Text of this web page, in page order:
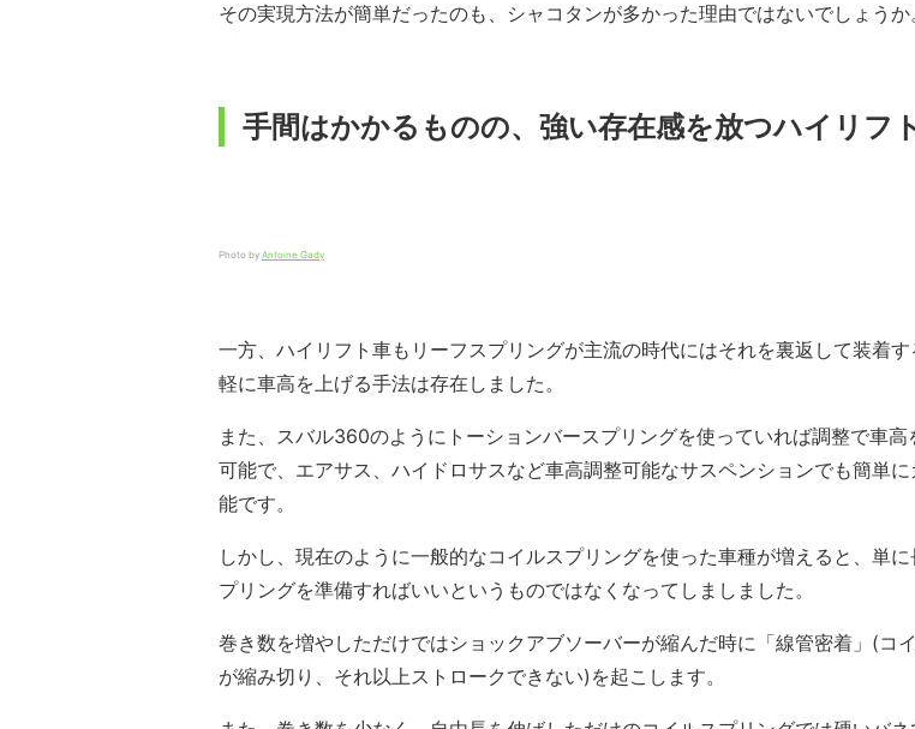
その実現方法が簡単だったのも、シャコタンが多かった理由ではないでしょうか
手間はかかるものの、強い存在感を放つハイリフ
Photo by Antoine Gady
一方、ハイリフト車もリーフスプリングが主流の時代にはそれを裏返して装着
軽に車高を上げる手法は存在しました。
また、スバル360のようにトーションバースプリングを使っていれば調整で車高
可能で、エアサス、ハイドロサスなど車高調整可能なサスペンションでも簡単
能です。
しかし、現在のように一般的なコイルスプリングを使った車種が増えると、単
プリングを準備すればいいというものではなくなってしましました。
巻き数を増やしただけではショックアブソーバーが縮んだ時に「線管密着」(コ
が縮み切り、それ以上ストロークできない)を起こします。